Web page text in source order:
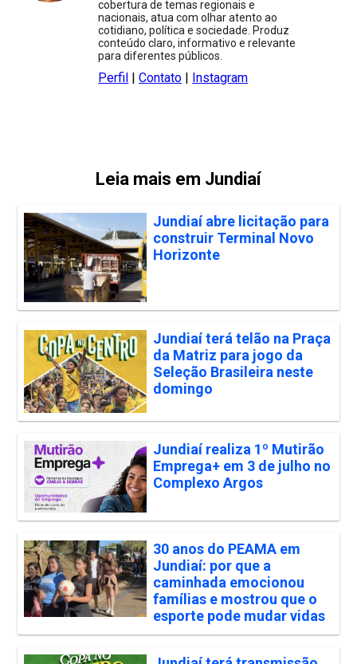
cobertura de temas regionais e
nacionais, atua com olhar atento ao
cotidiano, política e sociedade. Produz
conteúdo claro, informativo e relevante
para diferentes públicos.
Perfil |Contato Instagram
Leia mais em Jundiaí
Jundiaí abre licitação para
construir Terminal Novo
Horizonte
Jundiaí terá telão na Praça
da Matriz para jogo da
Seleção Brasileira neste
domingo
Jundiaí realiza 1º Mutirão
Emprega+ em 3 de julho no
Complexo Argos
30 anos do PEAMA em
Jundiaí: por que a
caminhada emocionou
famílias e mostrou que o
esporte pode mudar vidas